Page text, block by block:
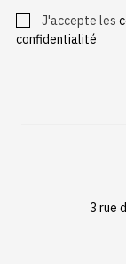
J'accepte les
confidentialité
3 rue